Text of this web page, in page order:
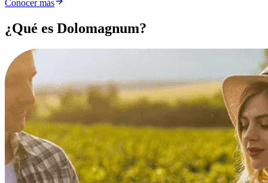
Conocer más
¿Qué es Dolomagnum?